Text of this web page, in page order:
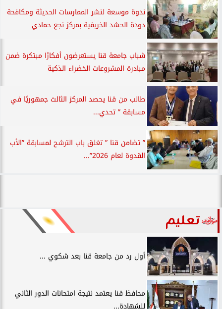
ندوة موسعة لنشر الممارسات الحديثة ومكافحة
دودة الحشد الخريفية بمركز نجع حمادي
شباب جامعة قنا يستعرضون أفكارًا مبتكرة ضمن
مبادرة المشروعات الخضراء الذكية
طالب من قنا يحصد المركز الثالث جمهوريًا في
مسابقة ” تحدي...
” تضامن قنا ” تغلق باب الترشح لمسابقة ”الأب
القدوة لعام 2026”...
تعليم
أول رد من جامعة قنا بعد شكوي ...
محافظ قنا يعتمد نتيجة امتحانات الدور الثاني
للشهادة...